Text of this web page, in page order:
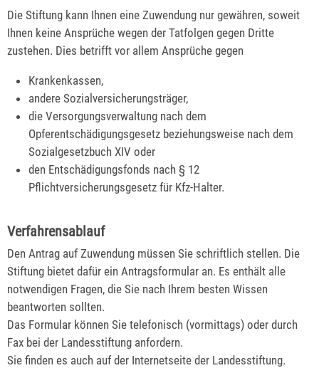
Die Stiftung kann Ihnen eine Zuwendung nur gewähren, soweit
Ihnen keine Ansprüche wegen der Tatfolgen gegen Dritte
zustehen. Dies betrifft vor allem Ansprüche gegen
Krankenkassen,
andere Sozialversicherungsträger,
die Versorgungsverwaltung nach dem
Opferentschädigungsgesetz beziehungsweise nach dem
Sozialgesetzbuch XIV oder
den Entschädigungsfonds nach § 12
Pflichtversicherungsgesetz für Kfz-Halter.
Verfahrensablauf
Den Antrag auf Zuwendung müssen Sie schriftlich stellen. Die
Stiftung bietet dafür ein Antragsformular an. Es enthält alle
notwendigen Fragen, die Sie nach Ihrem besten Wissen
beantworten sollten.
Das Formular können Sie telefonisch (vormittags) oder durch
Fax bei der Landesstiftung anfordern.
Sie finden es auch auf der Internetseite der Landesstiftung.